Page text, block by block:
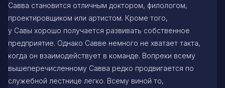
Савва становится отличным доктором, филологом,
проектировщиком или артистом. Кроме того,
у Савы хорошо получается развивать собственное
предприятие. Однако Савве немного не хватает такта,
когда он взаимодействует в команде. Вопреки всему
вышеперечисленному Савва редко продвигается по
служебной лестнице легко. Всему виной то,